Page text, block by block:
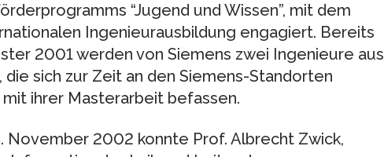
“Jugend und Wissen”, mit dem
Ingenieurausbildung engagiert. Bereits
2001 werden von Siemens zwei Ingenieure aus
sich zur Zeit an den Siemens-Standorten
mit ihrer Masterarbeit befassen.
November 2002 konnte Prof. Albrecht Zwick,